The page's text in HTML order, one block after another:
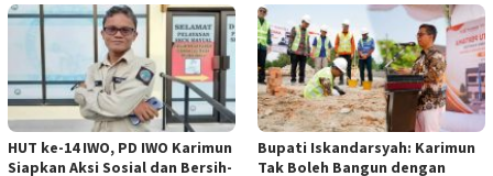
HUT ke-14 IWO, PD IWO Karimun
Siapkan Aksi Sosial dan Bersih-
Bupati Iskandarsyah: Karimun
Tak Boleh Bangun dengan